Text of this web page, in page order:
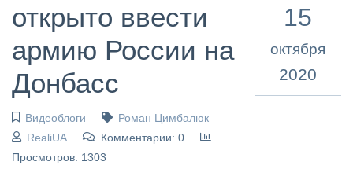
открыто ввести
армию России на
Донбасс
Видеоблоги
Роман Цимбалюк
RealiUA
Комментарии: 0
Просмотров: 1303
15
октября
2020